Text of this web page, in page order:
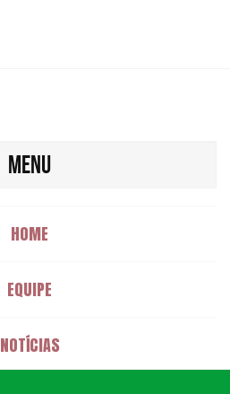
MENU
HOME
EQUIPE
NOTÍCIAS